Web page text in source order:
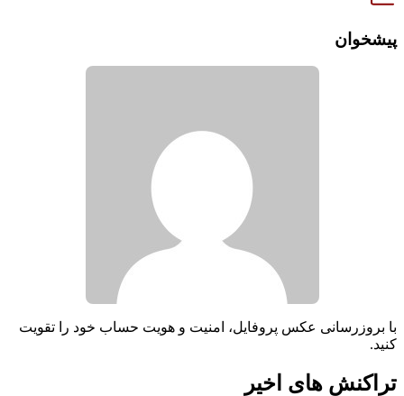
پیشخوان
با بروزرسانی عکس پروفایل، امنیت و هویت حساب خود را تقویت
کنید.
تراکنش های اخیر